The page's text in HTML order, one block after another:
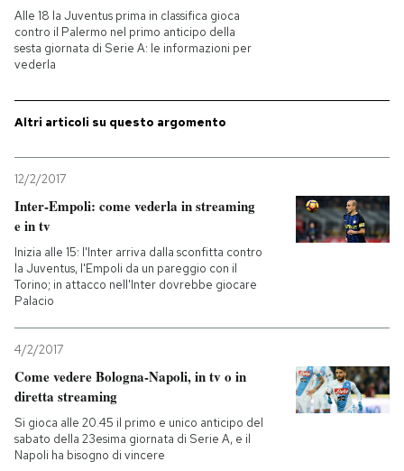
Cultura
Economia
Europa
Altrecose
PODCAST
NEWSLETTER
I MIEI PREFERITI
SHOP
CALENDARIO
AREA PERSONALE
Alle 18 la Juventus prima in classifica gioca
contro il Palermo nel primo anticipo della
sesta giornata di Serie A: le informazioni per
vederla
Altri articoli su questo argomento
12/2/2017
Inter-Empoli: come vederla in streaming
e in tv
Inizia alle 15: l'Inter arriva dalla sconfitta contro
la Juventus, l'Empoli da un pareggio con il
Torino; in attacco nell'Inter dovrebbe giocare
Palacio
4/2/2017
Come vedere Bologna-Napoli, in tv o in
diretta streaming
Si gioca alle 20.45 il primo e unico anticipo del
sabato della 23esima giornata di Serie A, e il
Napoli ha bisogno di vincere